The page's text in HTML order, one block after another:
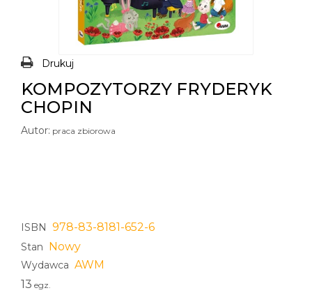
Drukuj
KOMPOZYTORZY FRYDERYK
CHOPIN
Autor: praca zbiorowa
ISBN 978-83-8181-652-6
Stan Nowy
Wydawca AWM
13 egz.